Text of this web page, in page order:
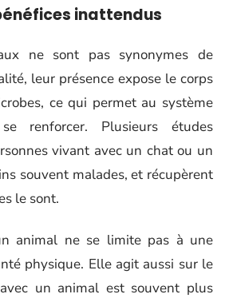
inattendus
ne sont pas synonymes de
leur présence expose le corps
ce qui permet au système
renforcer. Plusieurs études
vivant avec un chat ou un
souvent malades, et récupèrent
le sont.
animal ne se limite pas à une
physique. Elle agit aussi sur le
un animal est souvent plus